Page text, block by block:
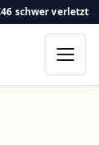
schwer verletzt